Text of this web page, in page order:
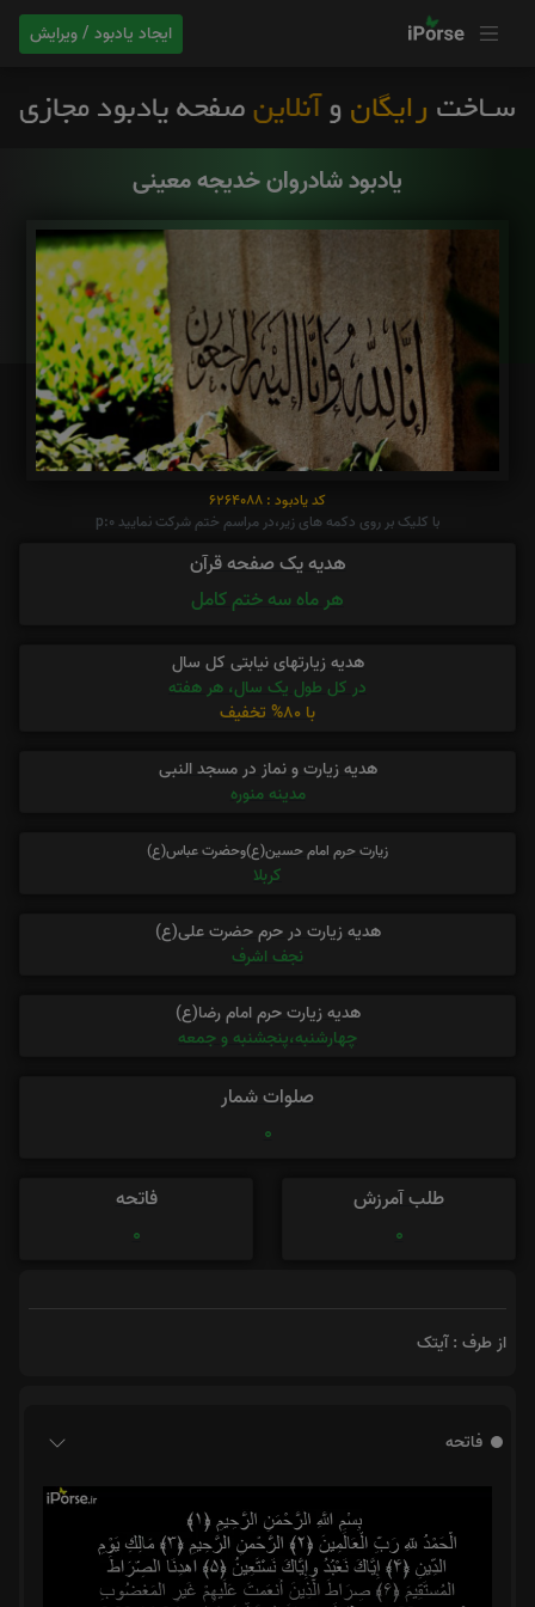
ایجاد یادبود / ویرایش
یادبود شادروان خدیجه معینی
کد یادبود : 6264088
با کلیک بر روی دکمه های زیر،در مراسم ختم شرکت نمایید p:0
هدیه یک صفحه قرآن
هر ماه سه ختم کامل
هدیه زیارتهای نیابتی کل سال
در کل طول یک سال، هر هفته
با 80% تخفیف
هدیه زیارت و نماز در مسجد النبی
مدینه منوره
زیارت حرم امام حسین(ع)وحضرت عباس(ع)
کربلا
هدیه زیارت در حرم حضرت علی(ع)
نجف اشرف
هدیه زیارت حرم امام رضا(ع)
چهارشنبه،پنجشنبه و جمعه
صلوات شمار
0
طلب آمرزش
0
فاتحه
0
از طرف : آیتک
فاتحه